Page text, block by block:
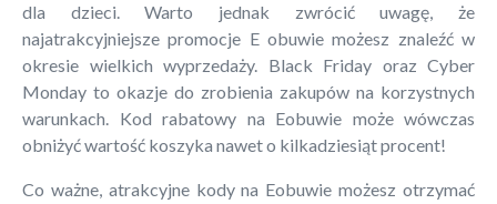
dla dzieci. Warto jednak zwrócić uwagę, że
najatrakcyjniejsze promocje E obuwie możesz znaleźć w
okresie wielkich wyprzedaży. Black Friday oraz Cyber
Monday to okazje do zrobienia zakupów na korzystnych
warunkach. Kod rabatowy na Eobuwie może wówczas
obniżyć wartość koszyka nawet o kilkadziesiąt procent!
Co ważne, atrakcyjne kody na Eobuwie możesz otrzymać